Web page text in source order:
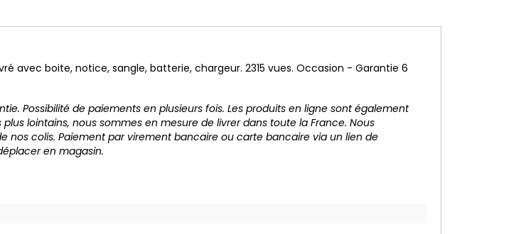
avec boite, notice, sangle, batterie, chargeur. 2315 vues. Occasion - Garantie 6
Possibilité de paiements en plusieurs fois. Les produits en ligne sont également
lointains, nous sommes en mesure de livrer dans toute la France. Nous
colis. Paiement par virement bancaire ou carte bancaire via un lien de
en magasin.